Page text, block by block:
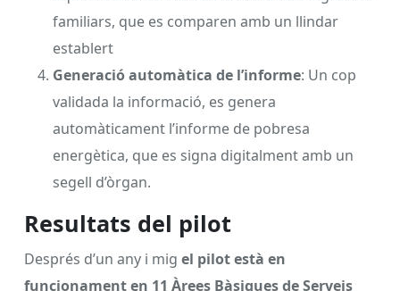
familiars, que es comparen amb un llindar
establert
Generació automàtica de l’informe: Un cop
validada la informació, es genera
automàticament l’informe de pobresa
energètica, que es signa digitalment amb un
segell d’òrgan.
Resultats del pilot
Després d’un any i mig el pilot està en
funcionament en 11 Àrees Bàsiques de Serveis